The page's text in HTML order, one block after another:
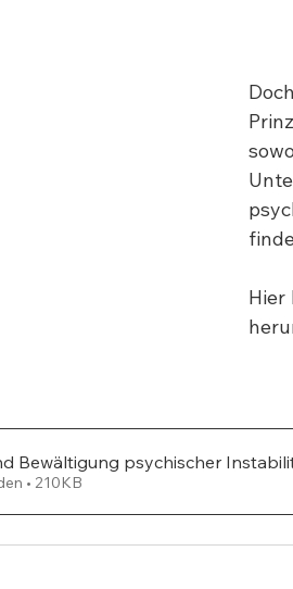
Hier
Bewältigung psychischer
• 210KB